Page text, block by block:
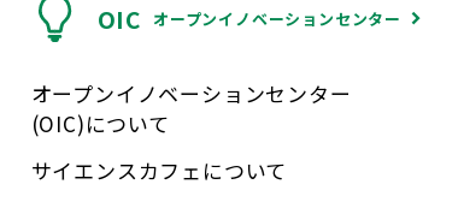
OIC オープンイノベーションセンター
オープンイノベーションセンター
(OIC)について
サイエンスカフェについて